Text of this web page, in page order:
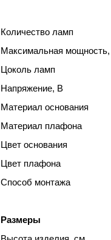
Количество ламп
Максимальная
Цоколь ламп
Напряжение, В
Материал основания
Материал плафона
Цвет основания
Цвет плафона
Способ монтажа
Размеры